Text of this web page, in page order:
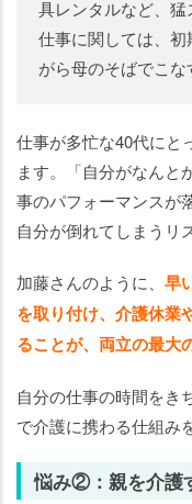
具レンタルなど、猛
仕事に関しては、
がら母のそばでこな
仕事が多忙な40代にと
ます。「自分がなんと
事のパフォーマンスが
自分が倒れてしまうリ
加藤さんのように、 早
を取り付け、介護休業
ることが、両立の最大
自分の仕事の時間をき
で介護に携わる仕組み
悩み②：親を介護